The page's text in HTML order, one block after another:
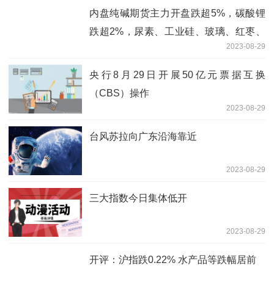
内盘纯碱期货主力开盘跌超5%，碳酸锂
跌超2%，尿素、工业硅、玻璃、红枣、
2023-08-29
央行8月29日开展50亿元票据互换
（CBS）操作
2023-08-29
台风苏拉向广东沿海靠近
2023-08-29
三大指数今日集体低开
2023-08-29
开评：沪指跌0.22% 水产品等跌幅居前